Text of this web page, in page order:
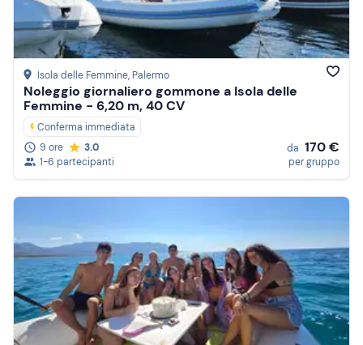
Isola delle Femmine, Palermo
Noleggio giornaliero gommone a Isola delle
Femmine - 6,20 m, 40 CV
Conferma immediata
9 ore
3.0
1-6 partecipanti
da 170 €
per gruppo